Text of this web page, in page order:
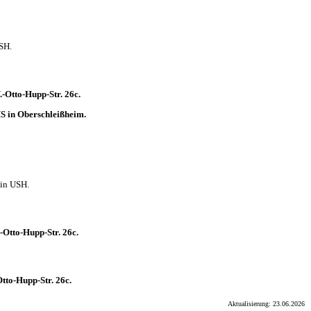
Otto-Hupp-Str. 26c.
in Oberschleißheim.
USH.
Hupp-Str. 26c.
Hupp-Str. 26c.
Aktualisierung: 23.06.2026